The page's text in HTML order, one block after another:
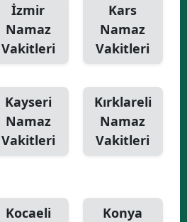
İzmir
Namaz
Vakitleri
Kars
Namaz
Vakitleri
Kayseri
Namaz
Vakitleri
Kırklareli
Namaz
Vakitleri
Kocaeli
Konya